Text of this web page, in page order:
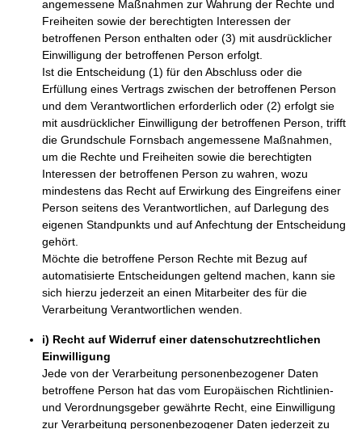
angemessene Maßnahmen zur Wahrung der Rechte und
Freiheiten sowie der berechtigten Interessen der
betroffenen Person enthalten oder (3) mit ausdrücklicher
Einwilligung der betroffenen Person erfolgt.
Ist die Entscheidung (1) für den Abschluss oder die
Erfüllung eines Vertrags zwischen der betroffenen Person
und dem Verantwortlichen erforderlich oder (2) erfolgt sie
mit ausdrücklicher Einwilligung der betroffenen Person, trifft
die Grundschule Fornsbach angemessene Maßnahmen,
um die Rechte und Freiheiten sowie die berechtigten
Interessen der betroffenen Person zu wahren, wozu
mindestens das Recht auf Erwirkung des Eingreifens einer
Person seitens des Verantwortlichen, auf Darlegung des
eigenen Standpunkts und auf Anfechtung der Entscheidung
gehört.
Möchte die betroffene Person Rechte mit Bezug auf
automatisierte Entscheidungen geltend machen, kann sie
sich hierzu jederzeit an einen Mitarbeiter des für die
Verarbeitung Verantwortlichen wenden.
i) Recht auf Widerruf einer datenschutzrechtlichen
Einwilligung
Jede von der Verarbeitung personenbezogener Daten
betroffene Person hat das vom Europäischen Richtlinien-
und Verordnungsgeber gewährte Recht, eine Einwilligung
zur Verarbeitung personenbezogener Daten jederzeit zu